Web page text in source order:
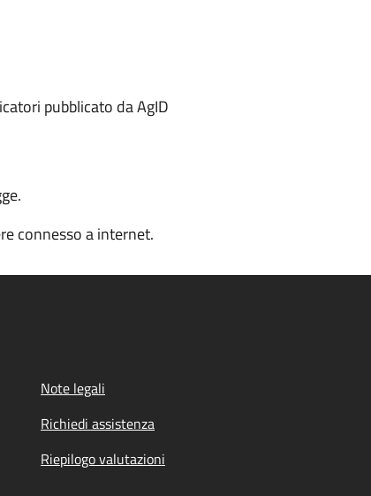
pubblicato da AgID
connesso a internet.
Note legali
Richiedi assistenza
Riepilogo valutazioni